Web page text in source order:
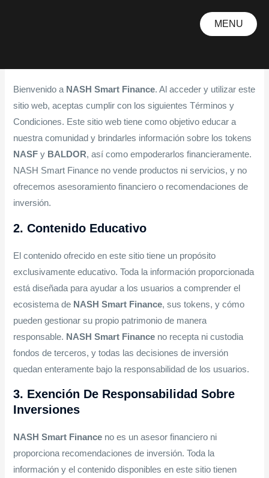
MENU
Términos Y Condiciones
Bienvenido a NASH Smart Finance. Al acceder y utilizar este
sitio web, aceptas cumplir con los siguientes Términos y
Condiciones. Este sitio web tiene como objetivo educar a
nuestra comunidad y brindarles información sobre los tokens
NASF y BALDOR, así como empoderarlos financieramente.
NASH Smart Finance no vende productos ni servicios, y no
ofrecemos asesoramiento financiero o recomendaciones de
inversión.
2. Contenido Educativo
El contenido ofrecido en este sitio tiene un propósito
exclusivamente educativo. Toda la información proporcionada
está diseñada para ayudar a los usuarios a comprender el
ecosistema de NASH Smart Finance, sus tokens, y cómo
pueden gestionar su propio patrimonio de manera
responsable. NASH Smart Finance no recepta ni custodia
fondos de terceros, y todas las decisiones de inversión
quedan enteramente bajo la responsabilidad de los usuarios.
3. Exención De Responsabilidad Sobre
Inversiones
NASH Smart Finance no es un asesor financiero ni
proporciona recomendaciones de inversión. Toda la
información y el contenido disponibles en este sitio tienen